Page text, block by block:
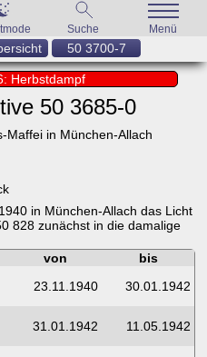
Suche Menü
50 3700-7
Herbstdampf
50 3685-0
Maffei in München-Allach
in München-Allach das Licht
828 zunächst in die damalige
von
bis
23.11.1940 30.01.1942
31.01.1942 11.05.1942